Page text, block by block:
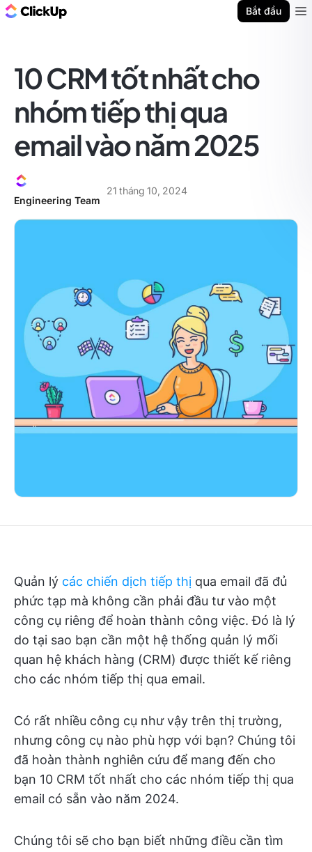
Bắt đầu
10 CRM tốt nhất cho
nhóm tiếp thị qua
email vào năm 2025
Engineering Team
21 tháng 10, 2024
Quản lý các chiến dịch tiếp thị qua email đã đủ
phức tạp mà không cần phải đầu tư vào một
công cụ riêng để hoàn thành công việc. Đó là lý
do tại sao bạn cần một hệ thống quản lý mối
quan hệ khách hàng (CRM) được thiết kế riêng
cho các nhóm tiếp thị qua email.
Có rất nhiều công cụ như vậy trên thị trường,
nhưng công cụ nào phù hợp với bạn? Chúng tôi
đã hoàn thành nghiên cứu để mang đến cho
bạn 10 CRM tốt nhất cho các nhóm tiếp thị qua
email có sẵn vào năm 2024.
Chúng tôi sẽ cho bạn biết những điều cần tìm